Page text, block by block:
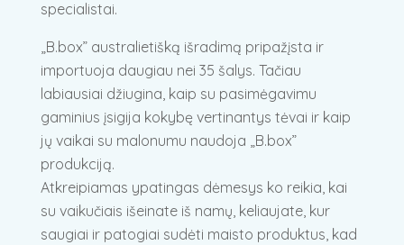
specialistai.
„B.box” australietišką išradimą pripažįsta ir
importuoja daugiau nei 35 šalys. Tačiau
labiausiai džiugina, kaip su pasimėgavimu
gaminius įsigija kokybę vertinantys tėvai ir kaip
jų vaikai su malonumu naudoja „B.box”
produkciją.
Atkreipiamas ypatingas dėmesys ko reikia, kai
su vaikučiais išeinate iš namų, keliaujate, kur
saugiai ir patogiai sudėti maisto produktus, kad